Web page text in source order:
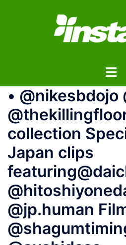
ス
ト
ル
メ
ニ
ュ
• @nikesbdojo
collection
Japan clips
@jp.human